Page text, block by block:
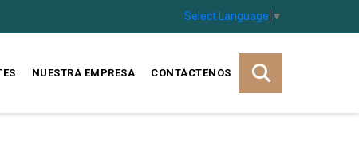
Select Language ▼
NUESTRA EMPRESA CONTÁCTENOS